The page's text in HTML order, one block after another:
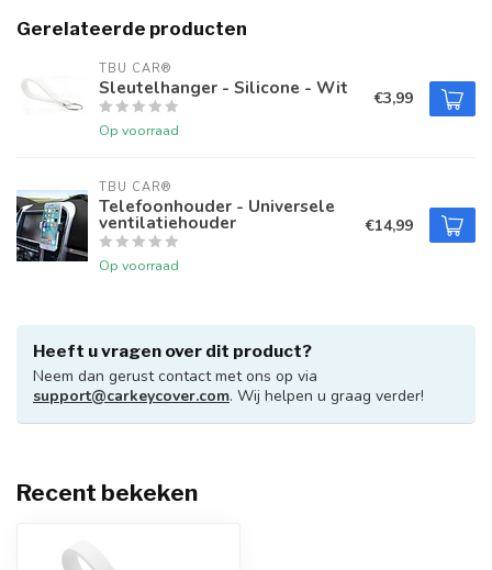
Gerelateerde producten
TBU CAR®
Sleutelhanger - Silicone - Wit
Op voorraad
€3,99
TBU CAR®
Telefoonhouder - Universele
ventilatiehouder
Op voorraad
€14,99
Heeft u vragen over dit product?
Neem dan gerust contact met ons op via
support@carkeycover.com. Wij helpen u graag verder!
Recent bekeken